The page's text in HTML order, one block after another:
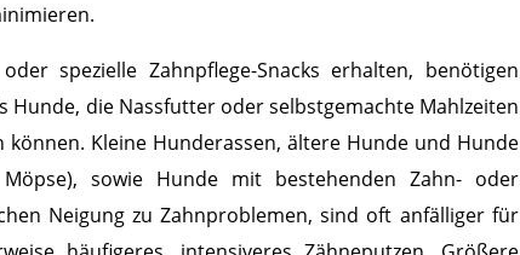
spezielle Zahnpflege-Snacks erhalten, benötigen
Hunde, die Nassfutter oder selbstgemachte Mahlzeiten
Kleine Hunderassen, ältere Hunde und Hunde
sowie Hunde mit bestehenden Zahn- oder
Neigung zu Zahnproblemen, sind oft anfälliger für